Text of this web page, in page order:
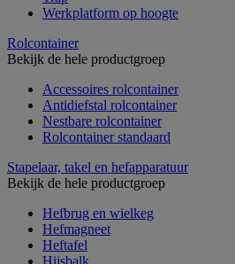
Werkplatform op hoogte
Rolcontainer
Bekijk de hele productgroep
Accessoires rolcontainer
Antidiefstal rolcontainer
Nestbare rolcontainer
Rolcontainer standaard
Stapelaar, takel en hefapparatuur
Bekijk de hele productgroep
Hefbrug en wielkeg
Hefmagneet
Heftafel
Hijsbalk